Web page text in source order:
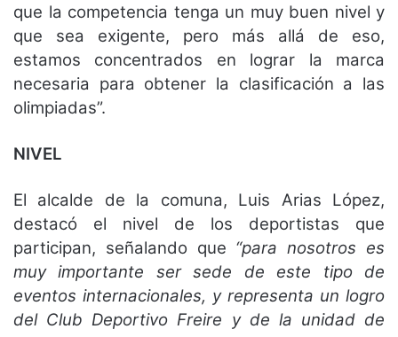
que la competencia tenga un muy buen nivel y
que sea exigente, pero más allá de eso,
estamos concentrados en lograr la marca
necesaria para obtener la clasificación a las
olimpiadas”.
NIVEL
El alcalde de la comuna, Luis Arias López,
destacó el nivel de los deportistas que
participan, señalando que “para nosotros es
muy importante ser sede de este tipo de
eventos internacionales, y representa un logro
del Club Deportivo Freire y de la unidad de